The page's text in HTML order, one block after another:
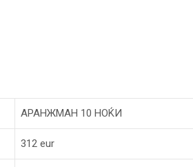
АРАНЖМАН 10 НОЌИ
312 eur